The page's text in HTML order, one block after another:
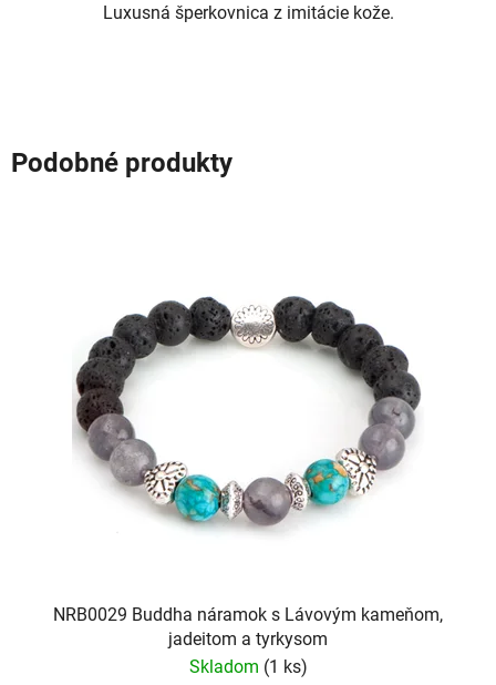
Luxusná šperkovnica z imitácie kože.
Podobné produkty
NRB0029 Buddha náramok s Lávovým kameňom,
jadeitom a tyrkysom
Skladom (1 ks)